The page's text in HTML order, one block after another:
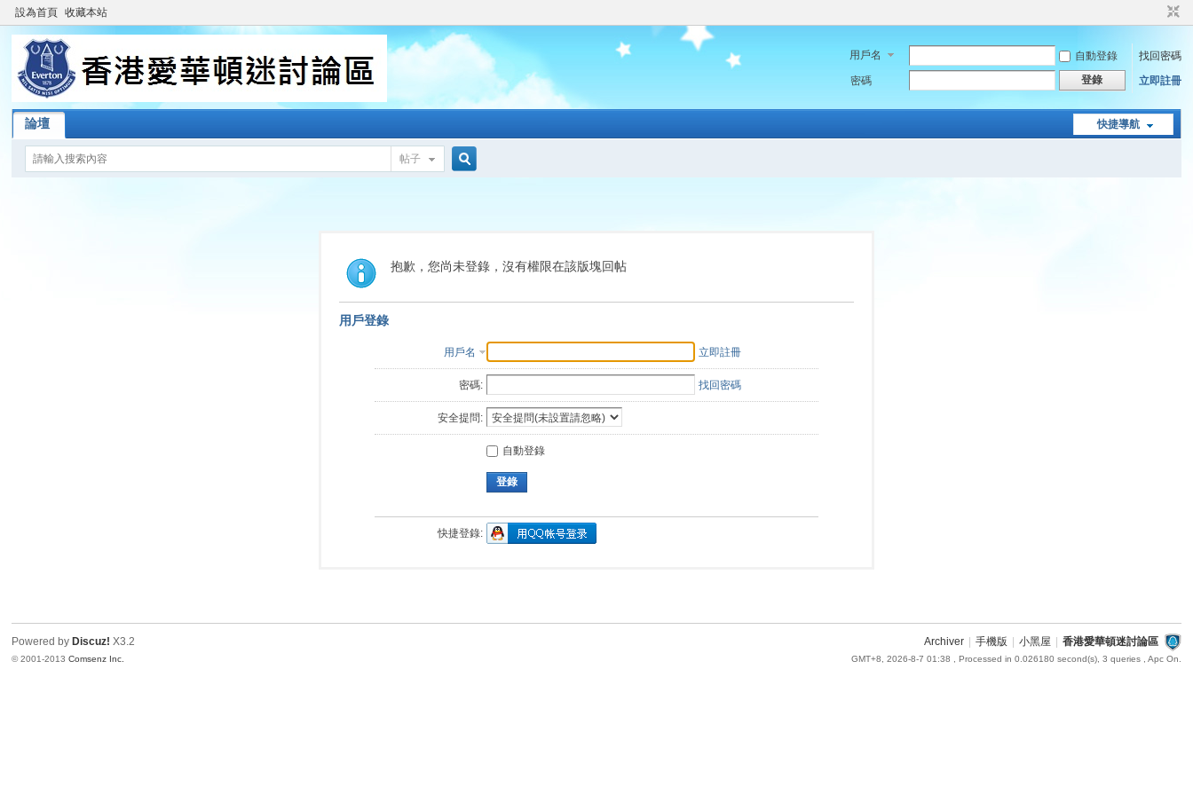
設為首頁 收藏本站
用戶名 自動登錄
找回密碼
密碼
登錄 立即註冊
快捷導航
論壇
帖子
索
抱歉，您尚未登錄，沒有權限在該版塊回帖
用戶登錄
用戶名 立即註冊
密碼: 找回密碼
安全提問:
自動登錄
登錄
快捷登錄:
Archiver 手機版 小黑屋 香港愛華頓迷討論區
GMT+8, 2026-8-7 01:38 , Processed in 0.026180 second(s), 3 queries , Apc On.
Powered by Discuz! X3.2
© 2001-2013Comsenz Inc.